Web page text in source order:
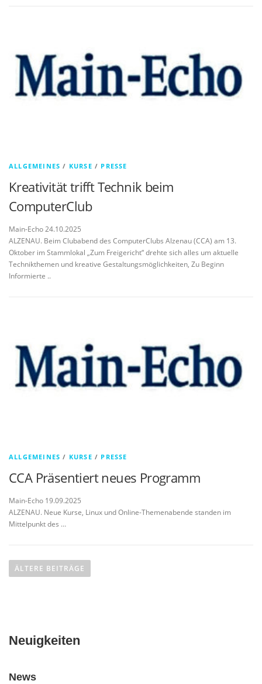
ALLGEMEINES / KURSE / PRESSE
Kreativität trifft Technik beim
ComputerClub
Main-Echo 24.10.2025
ALZENAU. Beim Clubabend des ComputerClubs Alzenau (CCA) am 13.
Oktober im Stammlokal „Zum Freigericht“ drehte sich alles um aktuelle
Technikthemen und kreative Gestaltungsmöglichkeiten, Zu Beginn
Informierte ..
ALLGEMEINES / KURSE / PRESSE
CCA Präsentiert neues Programm
Main-Echo 19.09.2025
ALZENAU. Neue Kurse, Linux und Online-Themenabende standen im
Mittelpunkt des …
e
g
n
ÄLTERE BEITRÄGE
Neuigkeiten
News